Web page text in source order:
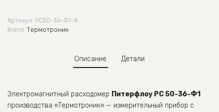
Артикул: РС50-36-Ф1-А
Brand: Термотроник
Описание Детали
Электромагнитный расходомер Питерфлоу РС 50-36-Ф1
производства «Термотроник» — измерительный прибор с